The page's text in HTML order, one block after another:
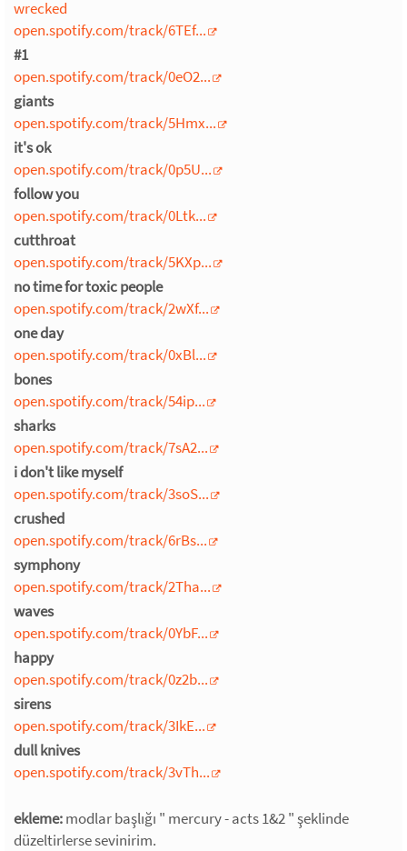
wrecked
open.spotify.com/track/6TEf...
#1
open.spotify.com/track/0eO2...
giants
open.spotify.com/track/5Hmx...
it's ok
open.spotify.com/track/0p5U...
follow you
open.spotify.com/track/0Ltk...
cutthroat
open.spotify.com/track/5KXp...
no time for toxic people
open.spotify.com/track/2wXf...
one day
open.spotify.com/track/0xBl...
bones
open.spotify.com/track/54ip...
sharks
open.spotify.com/track/7sA2...
i don't like myself
open.spotify.com/track/3soS...
crushed
open.spotify.com/track/6rBs...
symphony
open.spotify.com/track/2Tha...
waves
open.spotify.com/track/0YbF...
happy
open.spotify.com/track/0z2b...
sirens
open.spotify.com/track/3IkE...
dull knives
open.spotify.com/track/3vTh...
ekleme:modlar başlığı " mercury - acts 1&2 " şeklinde
düzeltirlerse sevinirim.